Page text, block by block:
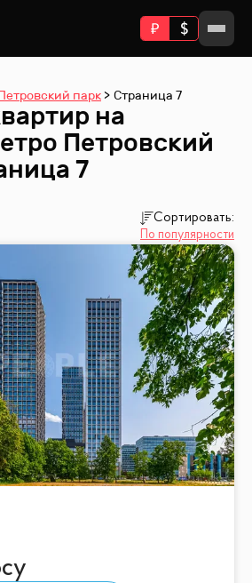
парк Страница 7
на
Петровский
7
Сортировать:
По популярности